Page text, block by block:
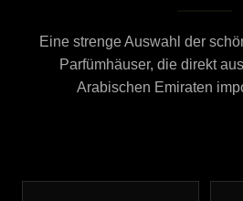
Eine strenge Auswahl der
Parfümhäuser, die direkt
Arabischen Emiraten